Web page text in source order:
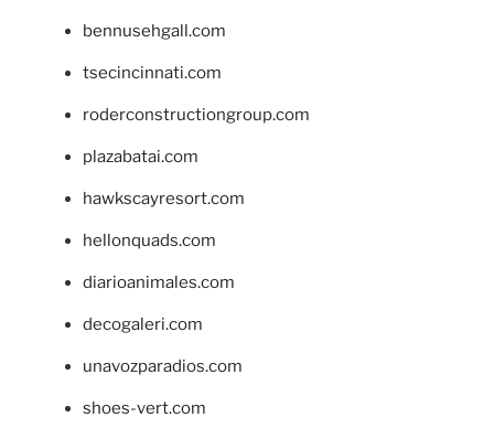
bennusehgall.com
tsecincinnati.com
roderconstructiongroup.com
plazabatai.com
hawkscayresort.com
hellonquads.com
diarioanimales.com
decogaleri.com
unavozparadios.com
shoes-vert.com